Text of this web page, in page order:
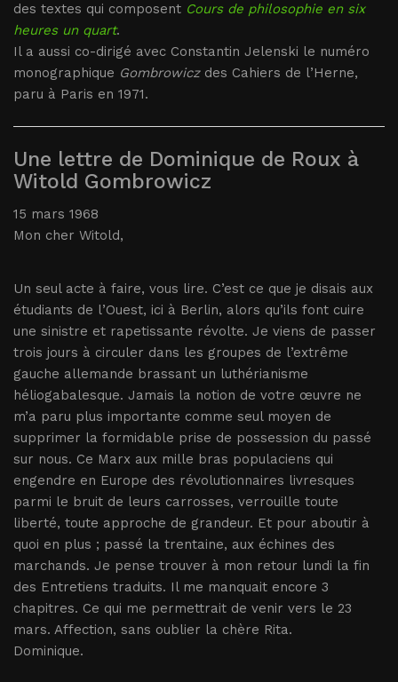
des textes qui composent Cours de philosophie en six
heures un quart.
Il a aussi co-dirigé avec Constantin Jelenski le numéro
monographique Gombrowiczdes Cahiers de l’Herne,
paru à Paris en 1971.
Une lettre de Dominique de Roux à
Witold Gombrowicz
15 mars 1968
Mon cher Witold,
Un seul acte à faire, vous lire. C’est ce que je disais aux
étudiants de l’Ouest, ici à Berlin, alors qu’ils font cuire
une sinistre et rapetissante révolte. Je viens de passer
trois jours à circuler dans les groupes de l’extrême
gauche allemande brassant un luthérianisme
héliogabalesque. Jamais la notion de votre œuvre ne
m’a paru plus importante comme seul moyen de
supprimer la formidable prise de possession du passé
sur nous. Ce Marx aux mille bras populaciens qui
engendre en Europe des révolutionnaires livresques
parmi le bruit de leurs carrosses, verrouille toute
liberté, toute approche de grandeur. Et pour aboutir à
quoi en plus ; passé la trentaine, aux échines des
marchands. Je pense trouver à mon retour lundi la fin
des Entretiens traduits. Il me manquait encore 3
chapitres. Ce qui me permettrait de venir vers le 23
mars. Affection, sans oublier la chère Rita.
Dominique.